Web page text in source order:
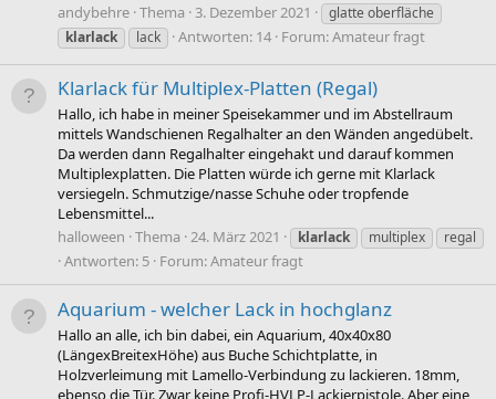
andybehre Thema 3. Dezember 2021
glatte oberfläche
klarlack
lack Antworten: 14 Forum:Amateur fragt
Klarlack für Multiplex-Platten (Regal)
Hallo, ich habe in meiner Speisekammer und im Abstellraum
mittels Wandschienen Regalhalter an den Wänden angedübelt.
Da werden dann Regalhalter eingehakt und darauf kommen
Multiplexplatten. Die Platten würde ich gerne mit Klarlack
versiegeln. Schmutzige/nasse Schuhe oder tropfende
Lebensmittel...
halloween Thema 24. März 2021 klarlack multiplex regal
Antworten: 5 Forum:Amateur fragt
Aquarium - welcher Lack in hochglanz
Hallo an alle, ich bin dabei, ein Aquarium, 40x40x80
(LängexBreitexHöhe) aus Buche Schichtplatte, in
Holzverleimung mit Lamello-Verbindung zu lackieren. 18mm,
ebenso die Tür. Zwar keine Profi-HVLP-Lackierpistole. Aber eine